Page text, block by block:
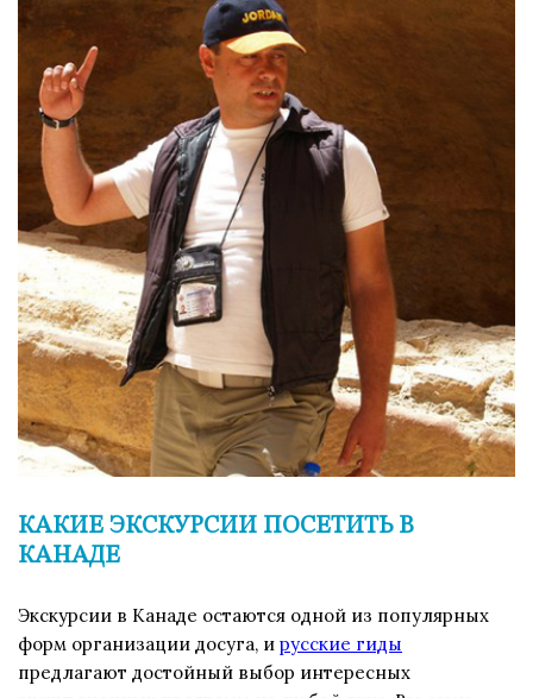
КАКИЕ ЭКСКУРСИИ ПОСЕТИТЬ В
КАНАДЕ
Экскурсии в Канаде остаются одной из популярных
форм организации досуга, и русские гиды
предлагают достойный выбор интересных